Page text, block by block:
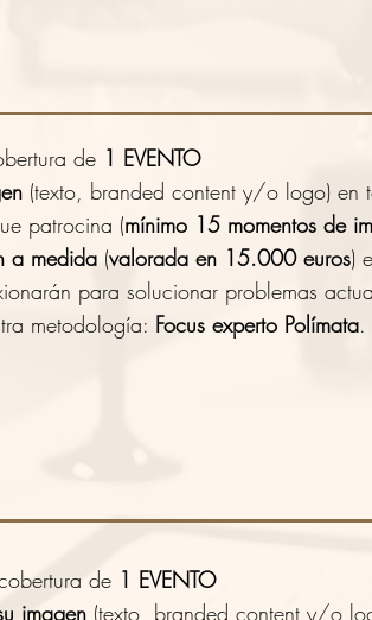
de 1 EVENTO
(texto, branded content y/o logo) en
patrocina (mínimo 15 momentos de
a medida (valorada en 15.000 euros)
para solucionar problemas
metodología: Focus experto Polímata.
de 1 EVENTO
imagen (texto, branded content y/o